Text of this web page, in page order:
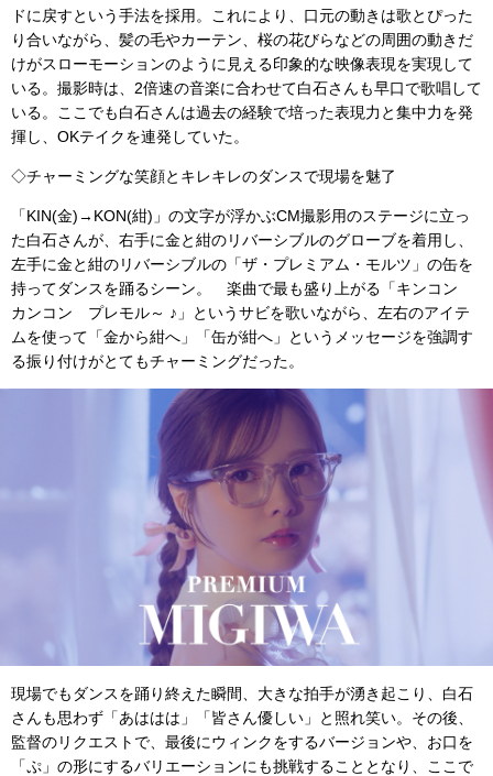
ドに戻すという手法を採用。これにより、口元の動きは歌とぴった
り合いながら、髪の毛やカーテン、桜の花びらなどの周囲の動きだ
けがスローモーションのように見える印象的な映像表現を実現して
いる。撮影時は、2倍速の音楽に合わせて白石さんも早口で歌唱して
いる。ここでも白石さんは過去の経験で培った表現力と集中力を発
揮し、OKテイクを連発していた。
◇チャーミングな笑顔とキレキレのダンスで現場を魅了
「KIN(金)→KON(紺)」の文字が浮かぶCM撮影用のステージに立っ
た白石さんが、右手に金と紺のリバーシブルのグローブを着用し、
左手に金と紺のリバーシブルの「ザ・プレミアム・モルツ」の缶を
持ってダンスを踊るシーン。 楽曲で最も盛り上がる「キンコン
カンコン プレモル～ ♪」というサビを歌いながら、左右のアイテ
ムを使って「金から紺へ」「缶が紺へ」というメッセージを強調す
る振り付けがとてもチャーミングだった。
現場でもダンスを踊り終えた瞬間、大きな拍手が湧き起こり、白石
さんも思わず「あははは」「皆さん優しい」と照れ笑い。その後、
監督のリクエストで、最後にウィンクをするバージョンや、お口を
「ぷ」の形にするバリエーションにも挑戦することとなり、ここで